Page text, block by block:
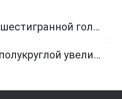
Болт с шестигранной головкой, неполная резьба, класс прочности 10.9 и 12.9
Болт с полукруглой увеличенной головкой и усом класса точности C (мебельный)